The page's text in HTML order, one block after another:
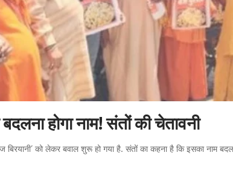
होगा नाम! संतों की चेतावनी
में ‘वेज बिरयानी’ को लेकर बवाल शुरू हो गया है. संतों का कहना है कि इसका नाम